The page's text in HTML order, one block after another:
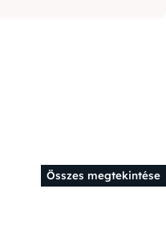
Összes megtekintése